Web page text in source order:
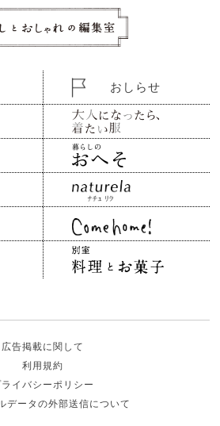
おしらせ
広告掲載に関して
利用規約
ライバシーポリシー
データの外部送信について